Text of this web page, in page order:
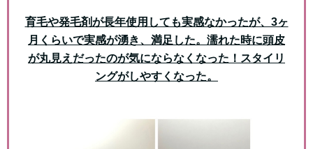
育毛や発毛剤が長年使用しても実感なかったが、3ヶ
月くらいで実感が湧き、満足した。 濡れた時に頭皮
が丸見えだったのが気にならなくなった！ スタイリ
ングがしやすくなった。